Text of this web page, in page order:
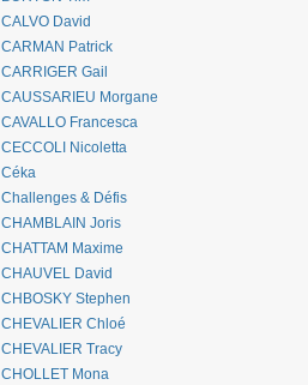
CALVO David
CARMAN Patrick
CARRIGER Gail
CAUSSARIEU Morgane
CAVALLO Francesca
CECCOLI Nicoletta
Céka
Challenges & Défis
CHAMBLAIN Joris
CHATTAM Maxime
CHAUVEL David
CHBOSKY Stephen
CHEVALIER Chloé
CHEVALIER Tracy
CHOLLET Mona